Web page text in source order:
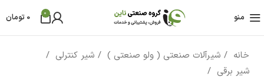
منو 0
0 تومان
خانه شیرآلات صنعتی ( ولو صنعتی )
شیر کنترلی
شیر برقی